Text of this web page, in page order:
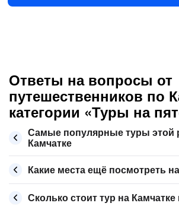
Ответы на вопросы от
путешественников по
категории «Туры на
Самые популярные туры этой
Камчатке
Какие места ещё посмотреть
Сколько стоит тур на Камчатке